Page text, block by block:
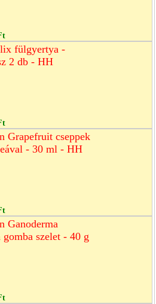
fülgyertya -
2 db - HH
Grapefruit cseppek
- 30 ml - HH
Ganoderma
szelet - 40 g